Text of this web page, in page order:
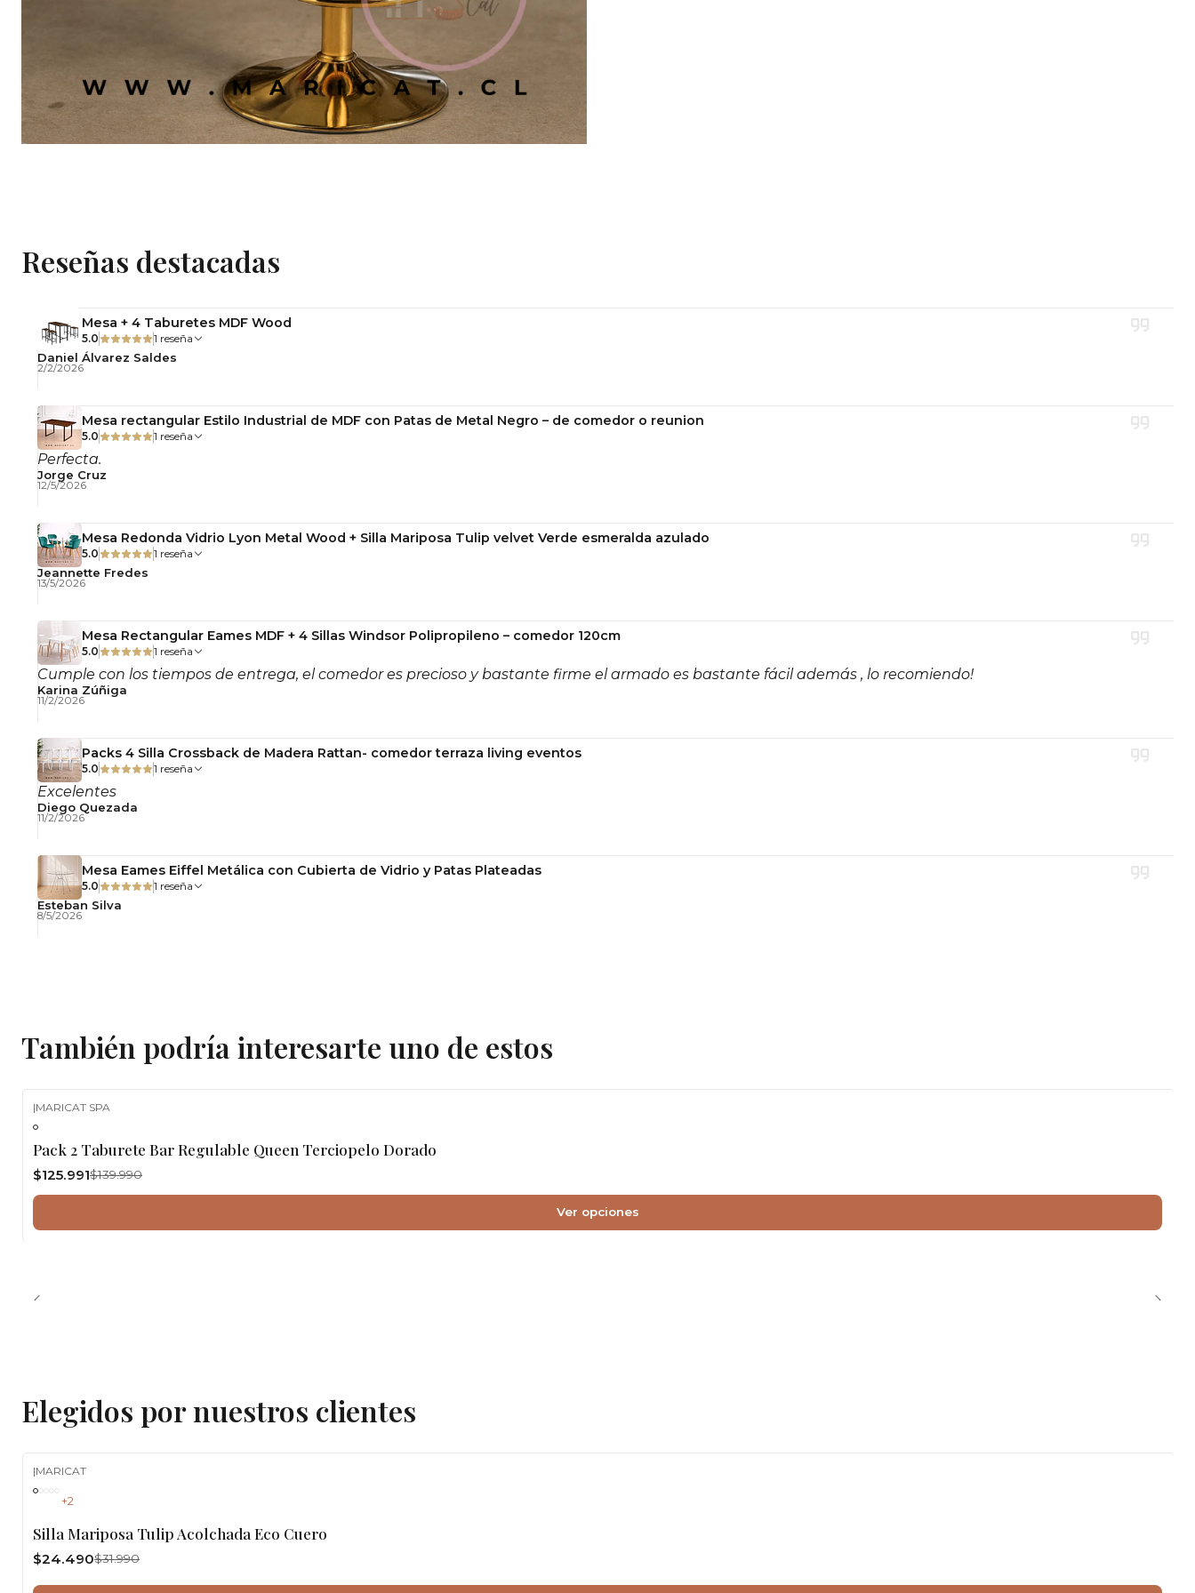
Reseñas destacadas
Mesa + 4 Taburetes MDF Wood
5.0 1 reseña
Daniel Álvarez Saldes
2/2/2026
Mesa rectangular Estilo Industrial de MDF con Patas de Metal Negro – de comedor o reunion
5.0 1 reseña
Perfecta.
Jorge Cruz
12/5/2026
Mesa Redonda Vidrio Lyon Metal Wood + Silla Mariposa Tulip velvet Verde esmeralda azulado
5.0 1 reseña
Jeannette Fredes
13/5/2026
Mesa Rectangular Eames MDF + 4 Sillas Windsor Polipropileno – comedor 120cm
5.0 1 reseña
Cumple con los tiempos de entrega, el comedor es precioso y bastante firme el armado es bastante fácil además , lo recomiendo!
Karina Zúñiga
11/2/2026
Packs 4 Silla Crossback de Madera Rattan- comedor terraza living eventos
5.0 1 reseña
Excelentes
Diego Quezada
11/2/2026
Mesa Eames Eiffel Metálica con Cubierta de Vidrio y Patas Plateadas
5.0 1 reseña
Esteban Silva
8/5/2026
También podría interesarte uno de estos
|MARICAT SPA
Pack 2 Taburete Bar Regulable Queen Terciopelo Dorado
$125.991$139.990
Ver opciones
Elegidos por nuestros clientes
|MARICAT
+2
Silla Mariposa Tulip Acolchada Eco Cuero
$24.490$31.990